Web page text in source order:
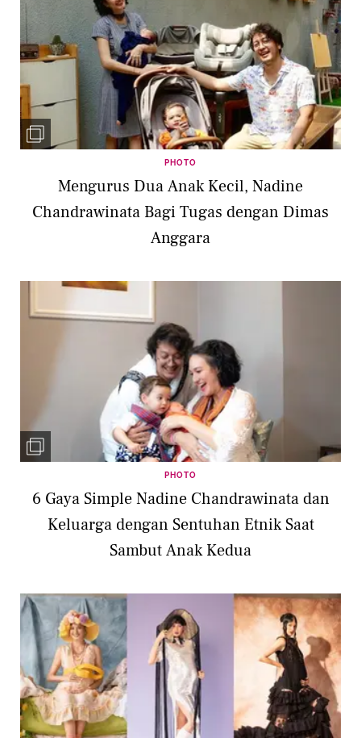
PHOTO
Mengurus Dua Anak Kecil, Nadine
Chandrawinata Bagi Tugas dengan Dimas
Anggara
PHOTO
6 Gaya Simple Nadine Chandrawinata dan
Keluarga dengan Sentuhan Etnik Saat
Sambut Anak Kedua